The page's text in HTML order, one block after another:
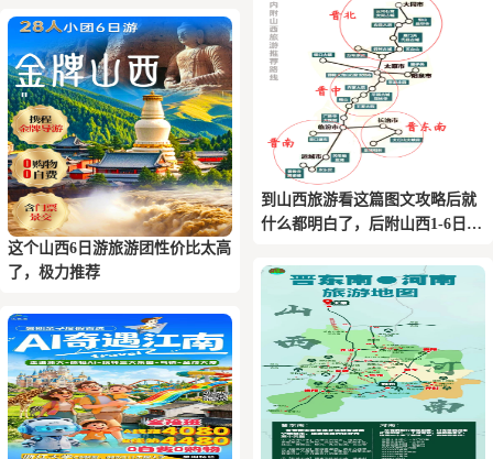
这个山西6日游旅游团性价比太高
了，极力推荐
到山西旅游看这篇图文攻略后就
什么都明白了，后附山西1-6日游